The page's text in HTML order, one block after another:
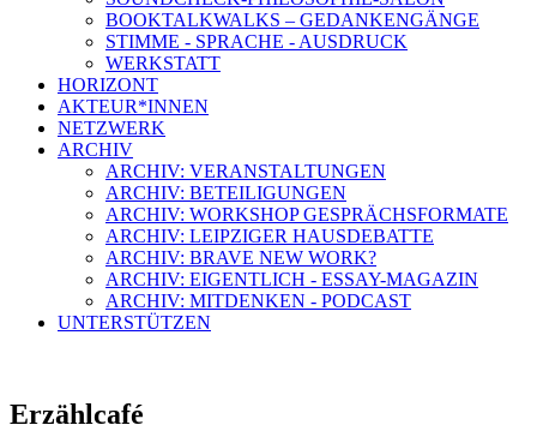
BOOKTALKWALKS – GEDANKENGÄNGE
STIMME - SPRACHE - AUSDRUCK
WERKSTATT
HORIZONT
AKTEUR*INNEN
NETZWERK
ARCHIV
ARCHIV: VERANSTALTUNGEN
ARCHIV: BETEILIGUNGEN
ARCHIV: WORKSHOP GESPRÄCHSFORMATE
ARCHIV: LEIPZIGER HAUSDEBATTE
ARCHIV: BRAVE NEW WORK?
ARCHIV: EIGENTLICH - ESSAY-MAGAZIN
ARCHIV: MITDENKEN - PODCAST
UNTERSTÜTZEN
Erzählcafé